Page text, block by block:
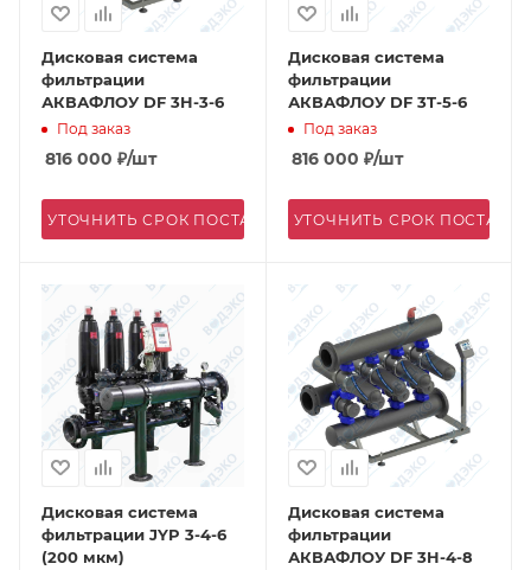
Дисковая система
фильтрации
АКВАФЛОУ DF 3H-3-6
Под заказ
816 000 ₽/шт
УТОЧНИТЬ СРОК ПОСТАВКИ
Дисковая система
фильтрации
АКВАФЛОУ DF 3T-5-6
Под заказ
816 000 ₽/шт
УТОЧНИТЬ СРОК
Дисковая система
фильтрации JYP 3-4-6
(200 мкм)
Дисковая система
фильтрации
АКВАФЛОУ DF 3H-4-8